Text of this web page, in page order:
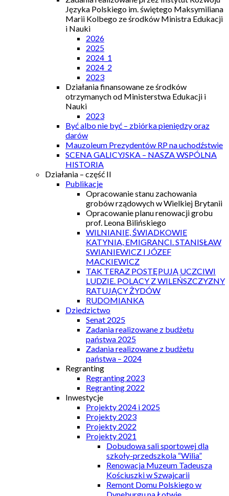
Języka Polskiego im. świętego Maksymiliana
Marii Kolbego ze środków Ministra Edukacji
i Nauki
2026
2025
2024_1
2024_2
2023
Działania finansowane ze środków
otrzymanych od Ministerstwa Edukacji i
Nauki
2023
Być albo nie być – zbiórka pieniędzy oraz
darów
Mauzoleum Prezydentów RP na uchodźstwie
SCENA GALICYJSKA – NASZA WSPÓLNA
HISTORIA
Działania – część II
Publikacje
Opracowanie stanu zachowania
grobów rządowych w Wielkiej Brytanii
Opracowanie planu renowacji grobu
prof. Leona Bilińskiego
WILNIANIE, ŚWIADKOWIE
KATYNIA, EMIGRANCI. STANISŁAW
SWIANIEWICZ I JÓZEF
MACKIEWICZ
TAK TERAZ POSTĘPUJĄ UCZCIWI
LUDZIE. POLACY Z WILEŃSZCZYZNY
RATUJĄCY ŻYDÓW
RUDOMIANKA
Dziedzictwo
Senat 2025
Zadania realizowane z budżetu
państwa 2025
Zadania realizowane z budżetu
państwa – 2024
Regranting
Regranting 2023
Regranting 2022
Inwestycje
Projekty 2024 i 2025
Projekty 2023
Projekty 2022
Projekty 2021
Dobudowa sali sportowej dla
szkoły-przedszkola “Wilia”
Renowacja Muzeum Tadeusza
Kościuszki w Szwajcarii
Remont Domu Polskiego w